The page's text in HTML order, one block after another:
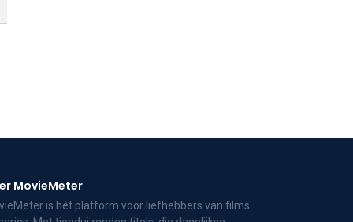
MovieMeter
is hét platform voor liefhebbers van films